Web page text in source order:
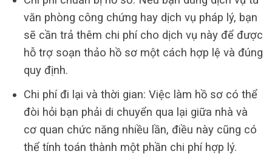
văn phòng công chứng hay dịch vụ pháp lý, bạn
sẽ cần trả thêm chi phí cho dịch vụ này để được
hỗ trợ soạn thảo hồ sơ một cách hợp lệ và đúng
quy định.
Chi phí đi lại và thời gian: Việc làm hồ sơ có thể
đòi hỏi bạn phải di chuyển qua lại giữa nhà và
cơ quan chức năng nhiều lần, điều này cũng có
thể tính toán thành một phần chi phí hợp lý.